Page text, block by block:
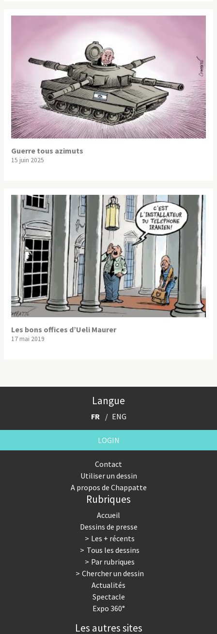
Guerre tous azimuts
15 juin 2025
Les bons offices d’Ueli Maurer
17 mai 2019
Langue
FR ENG
LOGIN
Contact
Utiliser un dessin
A propos de Chappatte
Rubriques
Accueil
Dessins de presse
Les + récents
Tous les dessins
Par rubriques
Chercher un dessin
Actualités
Spectacle
Expo 360°
Les autres sites